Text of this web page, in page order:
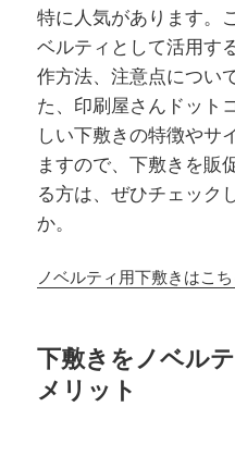
特に人気があります。
ベルティとして活用す
作方法、注意点につい
た、印刷屋さんドット
しい下敷きの特徴やサ
ますので、下敷きを販
る方は、ぜひチェック
か。
ノベルティ用下敷きはこち
下敷きをノベル
メリット